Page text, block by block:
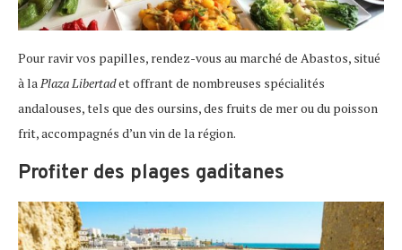
Pour ravir vos papilles, rendez-vous au marché de Abastos, situé
à laPlaza Libertadet offrant de nombreuses spécialités
andalouses, tels que des oursins, des fruits de mer ou du poisson
frit, accompagnés d’un vin de la région.
Profiter des plages gaditanes